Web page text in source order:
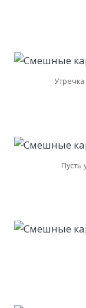
Пусть